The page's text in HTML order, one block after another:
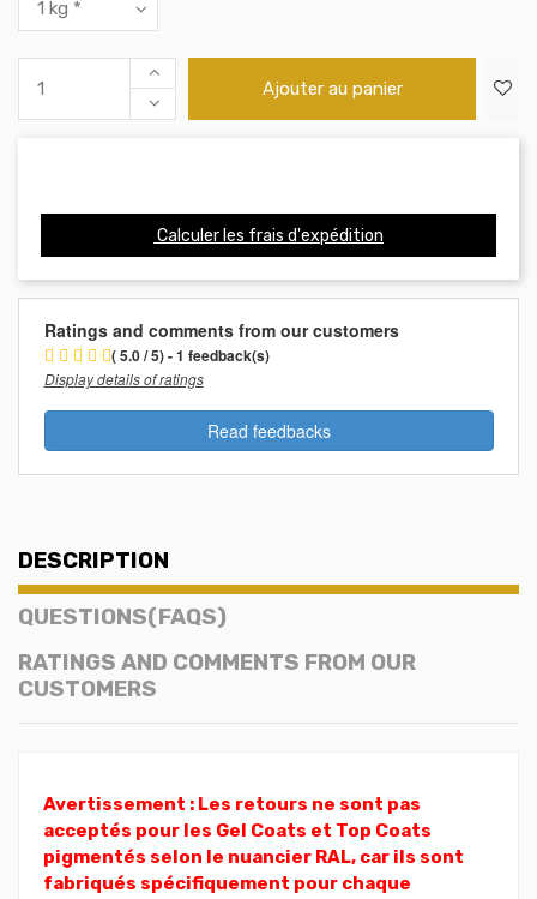
Ajouter au panier
Calculer les frais d'expédition
Ratings and comments from our customers
( 5.0 / 5) - 1 feedback(s)
Display details of ratings
Read feedbacks
DESCRIPTION
QUESTIONS(FAQS)
RATINGS AND COMMENTS FROM OUR
CUSTOMERS
Avertissement : Les retours ne sont pas
acceptés pour les Gel Coats et Top Coats
pigmentés selon le nuancier RAL, car ils sont
fabriqués spécifiquement pour chaque